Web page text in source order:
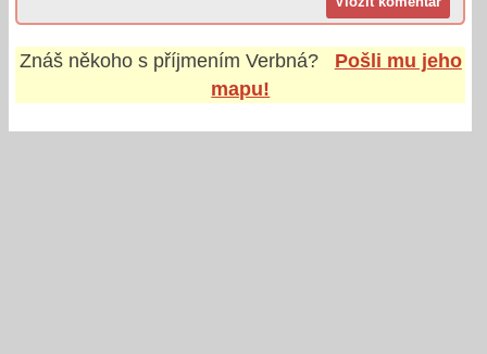
Znáš někoho s příjmením Verbná?
Pošli mu jeho
mapu!